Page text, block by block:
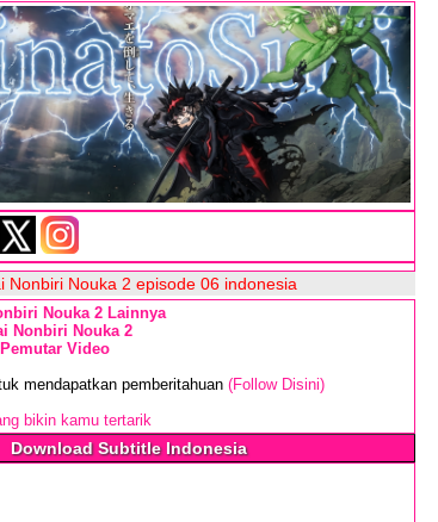
Nonbiri Nouka 2 episode 06 indonesia
Nouka 2 Lainnya
Nonbiri Nouka 2
Video
mendapatkan pemberitahuan (Follow Disini)
bikin kamu tertarik
Download Subtitle Indonesia